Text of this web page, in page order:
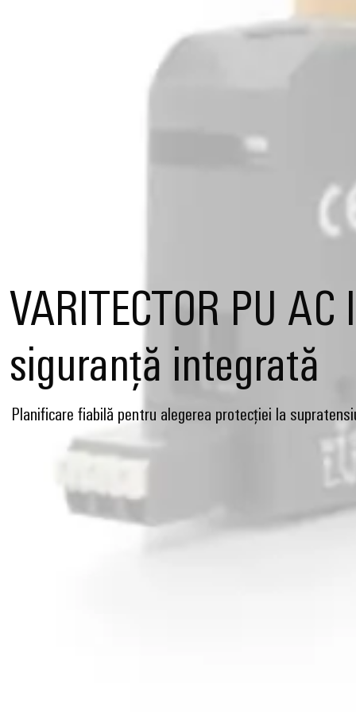
VARITECTOR PU AC
siguranță integrată
Planificare fiabilă pentru alegerea protecției la